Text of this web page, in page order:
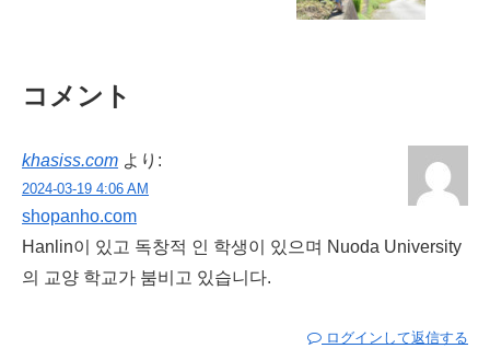
コメント
khasiss.com より:
2024-03-19 4:06 AM
shopanho.com
Hanlin이 있고 독창적 인 학생이 있으며 Nuoda University
의 교양 학교가 붐비고 있습니다.
ログインして返信する